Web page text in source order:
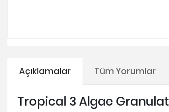
Açıklamalar Tüm Yorumlar
Tropical 3 Algae Granulat